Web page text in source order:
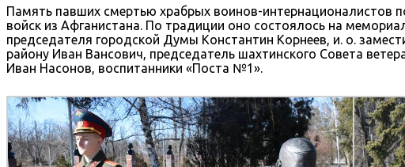
Память павших смертью храбрых воинов-интернационалистов
войск из Афганистана. По традиции оно состоялось на
председателя городской Думы Константин Корнеев, и. о.
району Иван Вансович, председатель шахтинского Совета
Иван Насонов, воспитанники «Поста №1».